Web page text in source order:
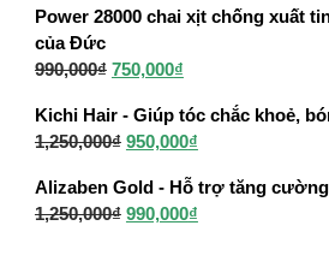
là:
tại
Power 28000 chai xịt chống xuất
của Đức
990,000₫ Giá
là:
990,000₫.
750,000₫Giá
tại
là:
750,000₫.
Kichi Hair - Giúp tóc chắc khoẻ,
1,250,000₫ Giá
là:
1,250,000₫.
950,000₫Giá
tại
là:
Alizaben Gold - Hỗ trợ tăng
1,250,000₫ Giá
990,000₫Giá